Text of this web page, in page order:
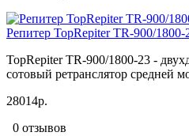
Репитер TopRepiter TR-900/1800-
TopRepiter TR-900/1800-23 -
сотовый ретранслятор средней
28014р.
0 отзывов